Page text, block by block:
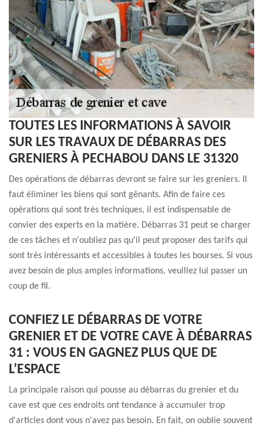
TOUTES LES INFORMATIONS À SAVOIR
SUR LES TRAVAUX DE DÉBARRAS DES
GRENIERS À PECHABOU DANS LE 31320
Des opérations de débarras devront se faire sur les greniers. Il
faut éliminer les biens qui sont gênants. Afin de faire ces
opérations qui sont très techniques, il est indispensable de
convier des experts en la matière. Débarras 31 peut se charger
de ces tâches et n'oubliez pas qu'il peut proposer des tarifs qui
sont très intéressants et accessibles à toutes les bourses. Si vous
avez besoin de plus amples informations, veuillez lui passer un
coup de fil.
CONFIEZ LE DÉBARRAS DE VOTRE
GRENIER ET DE VOTRE CAVE À DÉBARRAS
31 : VOUS EN GAGNEZ PLUS QUE DE
L’ESPACE
La principale raison qui pousse au débarras du grenier et du
cave est que ces endroits ont tendance à accumuler trop
d'articles dont vous n'avez pas besoin. En fait, on oublie souvent